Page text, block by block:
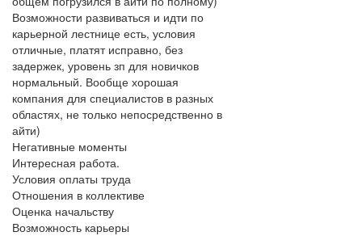
Возможности развиваться и идти по
карьерной лестнице есть, условия
отличные, платят исправно, без
задержек, уровень зп для новичков
нормальный. Вообще хорошая
компания для специалистов в разных
областях, не только непосредственно в
айти)
Негативные моменты
Интересная работа.
Условия оплаты труда
Отношения в коллективе
Оценка начальству
Возможность карьеры